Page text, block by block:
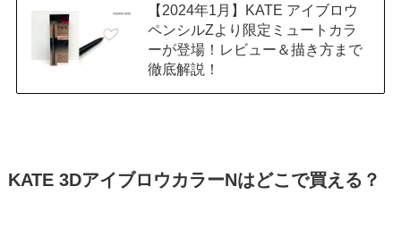
【2024年1月】KATE アイブロウ
ペンシルZより限定ミュートカラ
ーが登場！レビュー＆描き方まで
徹底解説！
KATE 3DアイブロウカラーNはどこで買える？